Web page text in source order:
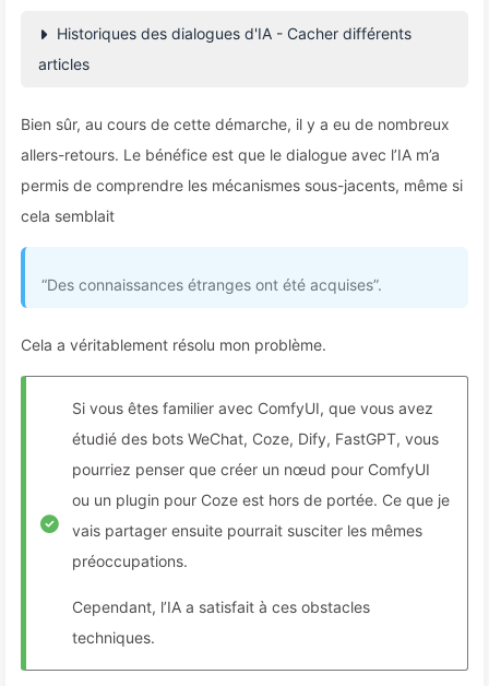
Historiques des dialogues d'IA - Cacher différents
articles
Bien sûr, au cours de cette démarche, il y a eu de nombreux
allers-retours. Le bénéfice est que le dialogue avec l’IA m’a
permis de comprendre les mécanismes sous-jacents, même si
cela semblait
“Des connaissances étranges ont été acquises”.
Cela a véritablement résolu mon problème.
Si vous êtes familier avec ComfyUI, que vous avez
étudié des bots WeChat, Coze, Dify, FastGPT, vous
pourriez penser que créer un nœud pour ComfyUI
ou un plugin pour Coze est hors de portée. Ce que je
vais partager ensuite pourrait susciter les mêmes
préoccupations.
Cependant, l’IA a satisfait à ces obstacles
techniques.